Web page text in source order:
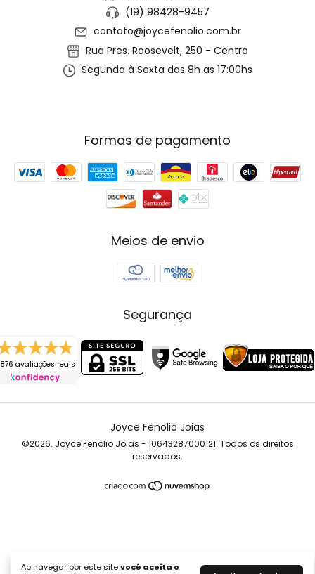
Ao navegar por este sitevocê aceita o
(19) 98428-9457
contato@joycefenolio.com.br
Rua Pres. Roosevelt, 250 - Centro
Segunda à Sexta das 8h as 17:00hs
Formas de pagamento
Meios de envio
Segurança
avaliações reais
Joyce Fenolio Joias
©2026. Joyce Fenolio Joias - 10643287000121. Todos os direitos
reservados.